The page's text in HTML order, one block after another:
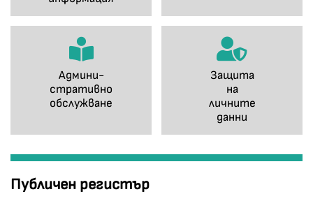
Админи-
стративно
обслужване
Защита
на
личните
данни
Публичен регистър